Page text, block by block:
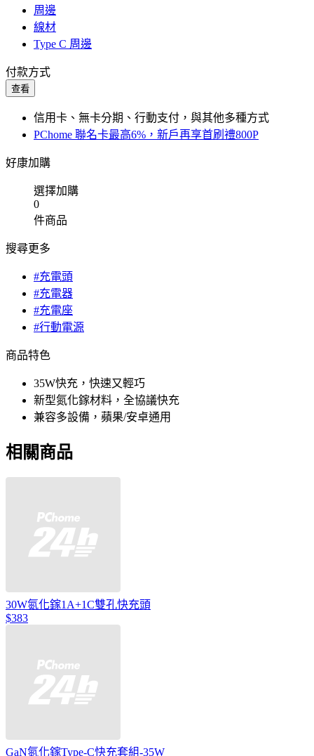
周邊
線材
Type C 周邊
付款方式
查看
信用卡、無卡分期、行動支付，與其他多種方式
PChome 聯名卡最高6%，新戶再享首刷禮800P
好康加購
選擇加購
0
件商品
搜尋更多
#充電頭
#充電器
#充電座
#行動電源
商品特色
35W快充，快速又輕巧
新型氮化鎵材料，全協議快充
兼容多設備，蘋果/安卓通用
相關商品
30W氮化鎵1A+1C雙孔快充頭
$383
GaN氮化鎵Type-C快充套組-35W